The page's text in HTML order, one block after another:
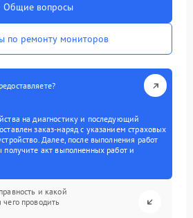
Общие вопросы
по ремонту мониторов
на диагностику и последующий
заказ-наряд с указанием страховых
Далее, после выполнения работ
получите акт выполненных работ и
и какой
проводить